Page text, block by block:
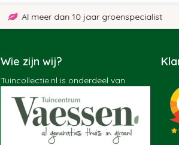
Al meer dan 10 jaar groenspecialist
Wie zijn wij?
Tuincollectie.nl is onderdeel van